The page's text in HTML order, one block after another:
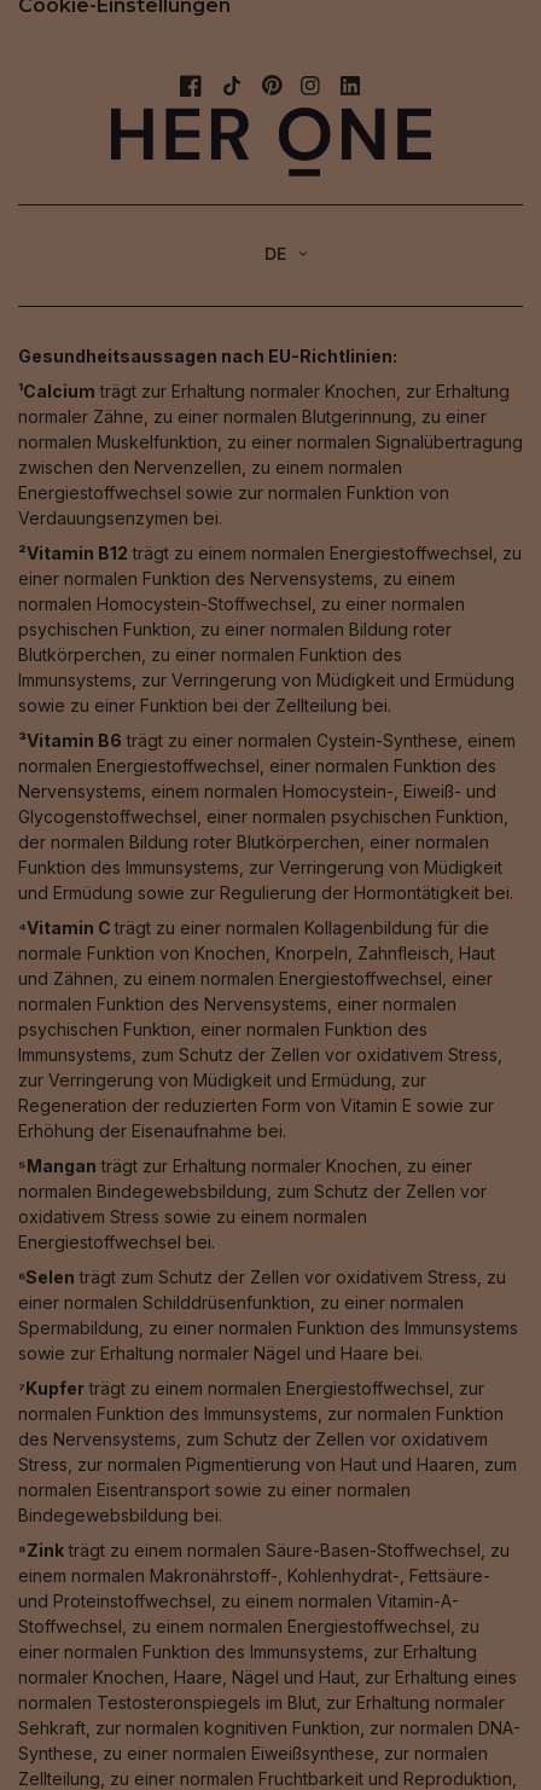
Cookie-Einstellungen
DE
Gesundheitsaussagen nach EU-Richtlinien:
¹Calcium trägt zur Erhaltung normaler Knochen, zur Erhaltung
normaler Zähne, zu einer normalen Blutgerinnung, zu einer
normalen Muskelfunktion, zu einer normalen Signalübertragung
zwischen den Nervenzellen, zu einem normalen
Energiestoffwechsel sowie zur normalen Funktion von
Verdauungsenzymen bei.
²Vitamin B12 trägt zu einem normalen Energiestoffwechsel, zu
einer normalen Funktion des Nervensystems, zu einem
normalen Homocystein-Stoffwechsel, zu einer normalen
psychischen Funktion, zu einer normalen Bildung roter
Blutkörperchen, zu einer normalen Funktion des
Immunsystems, zur Verringerung von Müdigkeit und Ermüdung
sowie zu einer Funktion bei der Zellteilung bei.
³Vitamin B6 trägt zu einer normalen Cystein-Synthese, einem
normalen Energiestoffwechsel, einer normalen Funktion des
Nervensystems, einem normalen Homocystein-, Eiweiß- und
Glycogenstoffwechsel, einer normalen psychischen Funktion,
der normalen Bildung roter Blutkörperchen, einer normalen
Funktion des Immunsystems, zur Verringerung von Müdigkeit
und Ermüdung sowie zur Regulierung der Hormontätigkeit bei.
⁴Vitamin Cträgt zu einer normalen Kollagenbildung für die
normale Funktion von Knochen, Knorpeln, Zahnfleisch, Haut
und Zähnen, zu einem normalen Energiestoffwechsel, einer
normalen Funktion des Nervensystems, einer normalen
psychischen Funktion, einer normalen Funktion des
Immunsystems, zum Schutz der Zellen vor oxidativem Stress,
zur Verringerung von Müdigkeit und Ermüdung, zur
Regeneration der reduzierten Form von Vitamin E sowie zur
Erhöhung der Eisenaufnahme bei.
⁵Mangan trägt zur Erhaltung normaler Knochen, zu einer
normalen Bindegewebsbildung, zum Schutz der Zellen vor
oxidativem Stress sowie zu einem normalen
Energiestoffwechsel bei.
⁶Selen trägt zum Schutz der Zellen vor oxidativem Stress, zu
einer normalen Schilddrüsenfunktion, zu einer normalen
Spermabildung, zu einer normalen Funktion des Immunsystems
sowie zur Erhaltung normaler Nägel und Haare bei.
⁷Kupferträgt zu einem normalen Energiestoffwechsel, zur
normalen Funktion des Immunsystems, zur normalen Funktion
des Nervensystems, zum Schutz der Zellen vor oxidativem
Stress, zur normalen Pigmentierung von Haut und Haaren, zum
normalen Eisentransport sowie zu einer normalen
Bindegewebsbildung bei.
⁸Zinkträgt zu einem normalen Säure-Basen-Stoffwechsel, zu
einem normalen Makronährstoff-, Kohlenhydrat-, Fettsäure-
und Proteinstoffwechsel, zu einem normalen Vitamin-A-
Stoffwechsel, zu einem normalen Energiestoffwechsel, zu
einer normalen Funktion des Immunsystems, zur Erhaltung
normaler Knochen, Haare, Nägel und Haut, zur Erhaltung eines
normalen Testosteronspiegels im Blut, zur Erhaltung normaler
Sehkraft, zur normalen kognitiven Funktion, zur normalen DNA-
Synthese, zu einer normalen Eiweißsynthese, zur normalen
Zellteilung, zu einer normalen Fruchtbarkeit und Reproduktion,